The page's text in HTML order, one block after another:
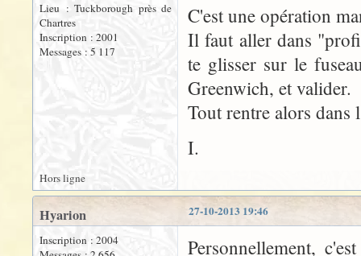
Lieu : Tuckborough près de
Chartres
Inscription : 2001
Messages : 5 117
C'est une opération
Il faut aller dans
te glisser sur le
Greenwich, et valider.
Tout rentre alors
I.
Hors ligne
27-10-2013 19:46
Hyarion
Inscription : 2004
Personnellement,